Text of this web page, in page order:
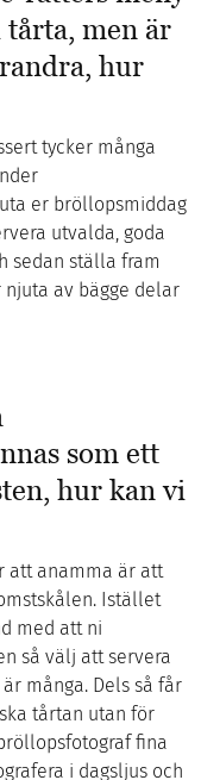
men är
hur
tycker många
er bröllopsmiddag
utvalda, goda
sedan ställa fram
njuta av bägge delar
som ett
hur kan vi
att anamma är att
Istället
med att ni
så välj att servera
många. Dels så får
tårtan utan för
fina
i dagsljus och